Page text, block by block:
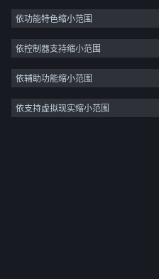
关于蒸汽平台|退款政策|软件许可服务协议
个人信息保护政策|个人信息出境告知书|
休闲
模拟
竞速
体育
视频制作
依功能特色缩小范围
依控制器支持缩小范围
依辅助功能缩小范围
依支持虚拟现实缩小范围